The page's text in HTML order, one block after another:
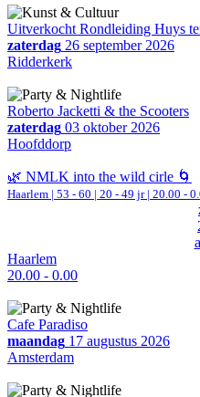
Uitverkocht Rondleiding Huys
zaterdag 26 september 2026
Ridderkerk
Roberto Jacketti & the Scooters
zaterdag 03 oktober 2026
Hoofddorp
🌿 NMLK into the wild cirle 🌀
Haarlem | 53 - 60 | 20 - 49 jr | 20.00 -
Haarlem
20.00 - 0.00
Cafe Paradiso
maandag 17 augustus 2026
Amsterdam